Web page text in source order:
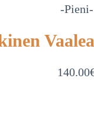
-Pieni-
140.00